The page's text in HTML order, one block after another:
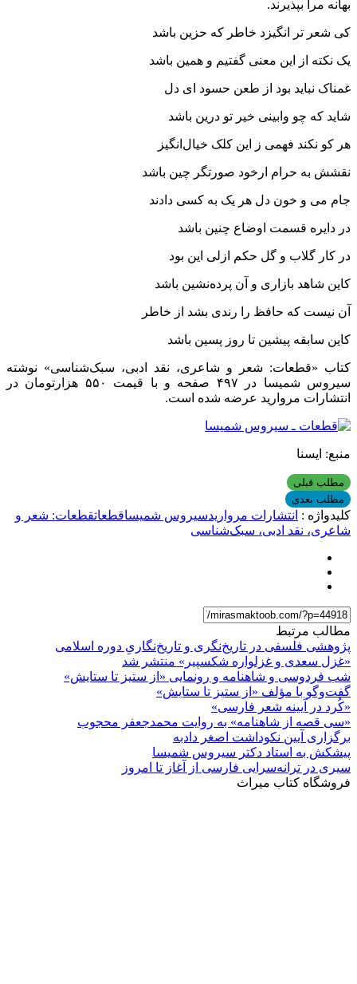
بهانه مرا بپذیرند.
کی شعر تر انگیزد خاطر که حزین باشد
یک نکته از این معنی گفتیم و همین باشد
غمناک نباید بود از طعن حسود ای دل
شاید که چو وابینی خیر تو درین باشد
هر کو نکند فهمی ز این کلک خیال‌انگیز
نقشش به حرام ارخود صورتگر چین باشد
جام می و خون دل هر یک به کسی دادند
در دایره قسمت اوضاع چنین باشد
در کار گلاب و گل حکم ازلی این بود
کاین شاهد بازاری و آن پرده‌نشین باشد
آن نیست که حافظ را رندی بشد از خاطر
کاین سابقه پیشین تا روز پسین باشد
کتاب «قطعات: شعر و شاعری، نقد ادبی، سبک‌شناسی» نوشته
سیروس شمیسا در ۴۹۷ صفحه و با قیمت ۵۵۰ هزارتومان در
انتشارات مروارید عرضه شده است.
منبع: ایسنا
مطلب قبلی
مطلب بعدی
کلیدواژه : انتشارات مرواریدسیروس شمیساقطعاتقطعات: شعر و
شاعری، نقد ادبی، سبک‌شناسی
مطالب مرتبط
پژوهشی فلسفی در تاریخ‌نگری و تاریخ‌نگاریِ دوره اسلامی
«غزل سعدی و غزلواره‌ شکسپیر» منتشر شد
شب فردوسی و شاهنامه و رونمایی «از ستیز تا ستایش»
گفت‌وگو با مؤلف «از ستیز تا ستایش»
«کُرد در آیینه شعر فارسی»
«سی قصه از شاهنامه» به روایت محمدجعفر محجوب
برگزاری آیین نکوداشت اصغر دادبه
پیشکش به استاد دکتر سیروس شمیسا
سیری در ترانه‌سرایی فارسی از آغاز تا امروز
فروشگاه کتاب میراث